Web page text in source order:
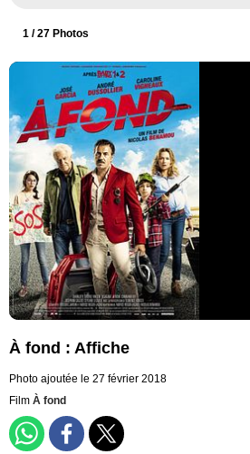
1 / 27 Photos
À fond : Affiche
Photo ajoutée le 27 février 2018
Film À fond